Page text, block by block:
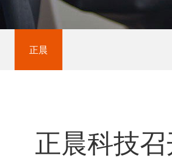
正晨
正晨科技